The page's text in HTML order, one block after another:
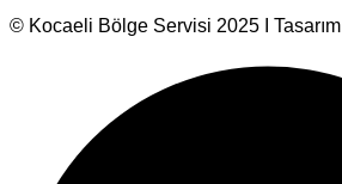
© Kocaeli Bölge Servisi 2025 I Tasarım